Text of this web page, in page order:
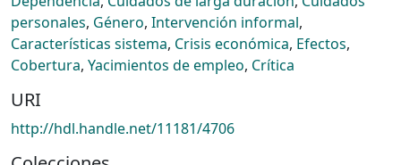
personales, Género, Intervención informal,
Características sistema, Crisis económica, Efectos,
Cobertura, Yacimientos de empleo, Crítica
URI
http://hdl.handle.net/11181/4706